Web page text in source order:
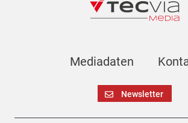
Mediadaten
Newsletter